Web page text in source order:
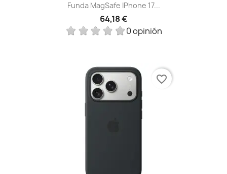
Funda MagSafe IPhone 17...
64,18 €
0 opinión
favorite_border